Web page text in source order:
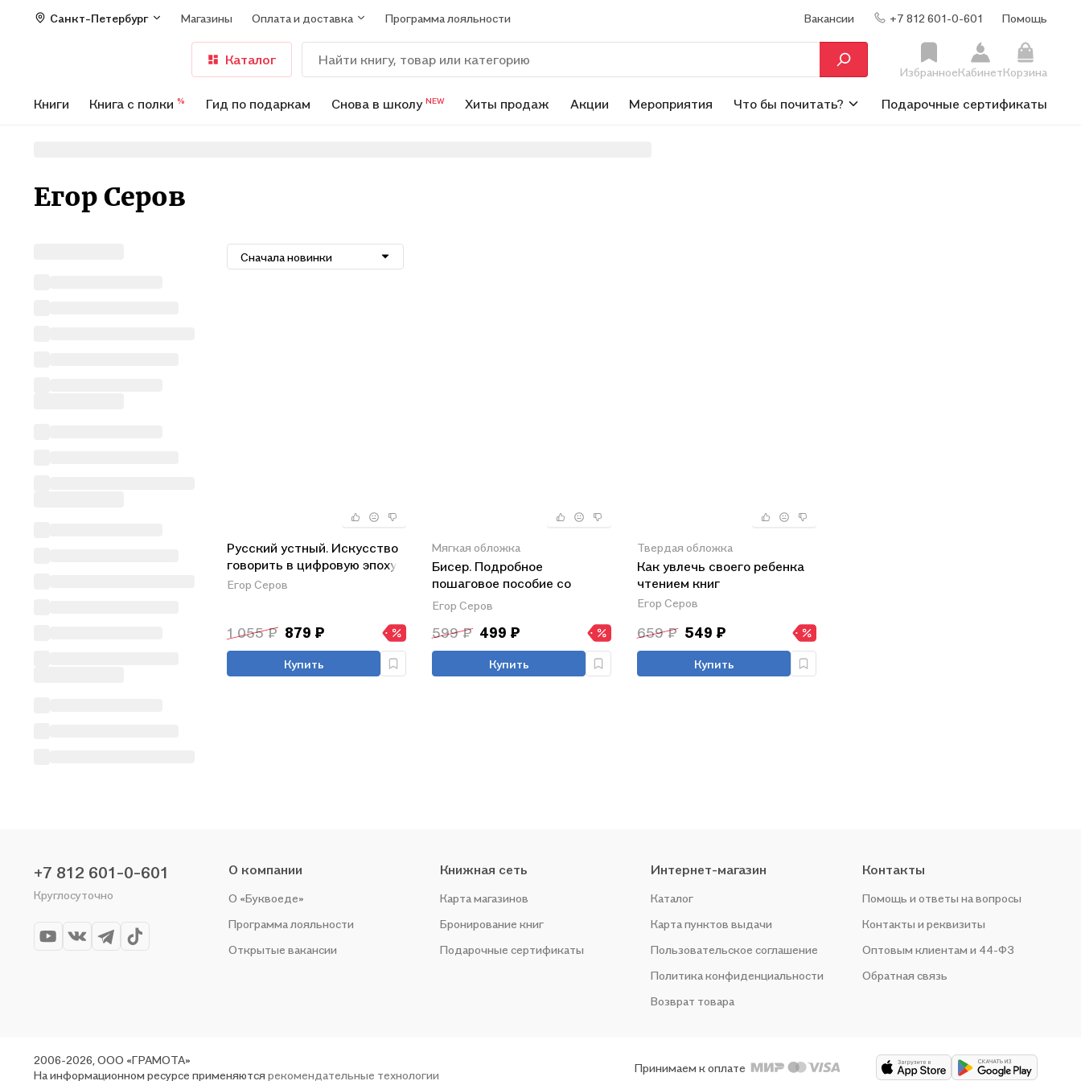
Санкт-Петербург Магазины Оплата и доставка Программа лояльности Вакансии +7 812 601-0-601 Помощь
Каталог
ИзбранноеКабинетКорзина
Книги Книга с полки % Гид по подаркам Снова в школу NEW Хиты продаж Акции Мероприятия Что бы почитать? Подарочные сертификаты
Егор Серов
Сначала новинки
Русский устный. Искусство
говорить в цифровую эпоху
Егор Серов
1 055 ₽ 879 ₽
Купить
Мягкая обложка
Бисер. Подробное
пошаговое пособие со
схемами плетения. 30
крутых моделей!
Егор Серов
599 ₽ 499 ₽
Купить
Твердая обложка
Как увлечь своего ребенка
чтением книг
Егор Серов
659 ₽ 549 ₽
Купить
+7 812 601-0-601
Круглосуточно
О компании
О «Буквоеде»
Программа лояльности
Открытые вакансии
Книжная сеть
Карта магазинов
Бронирование книг
Подарочные сертификаты
Интернет-магазин
Каталог
Карта пунктов выдачи
Пользовательское соглашение
Политика конфиденциальности
Возврат товара
Контакты
Помощь и ответы на вопросы
Контакты и реквизиты
Оптовым клиентам и 44-ФЗ
Обратная связь
2006-2026, ООО «ГРАМОТА»
На информационном ресурсе применяются рекомендательные технологии
Принимаем к оплате